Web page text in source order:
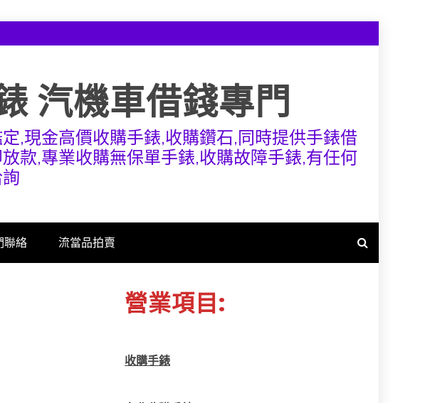
汽機車借錢專門
,現金高價收購手錶,收購鑽石,同時提供手錶借
款,專業收購無保單手錶,收購故障手錶,有任何
聯絡 流當品拍賣
營業項目:
收購手錶